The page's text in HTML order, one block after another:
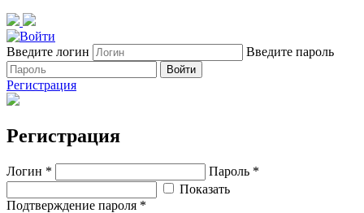
Введите логин Введите пароль
Войти
Регистрация
Регистрация
Логин *
Пароль *
Показать
Подтверждение пароля *